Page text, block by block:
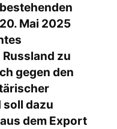
Mai 2025
zu
gegen den
dazu
dem Export